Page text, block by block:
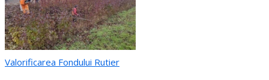
Valorificarea Fondului Rutier